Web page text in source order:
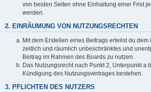
von beiden Seiten ohne Einhaltung einer Frist
werden.
2. EINRÄUMUNG VON NUTZUNGSRECHTEN
Mit dem Erstellen eines Beitrags erteilst du
zeitlich und räumlich unbeschränktes und
Beitrag im Rahmen des Boards zu nutzen.
Das Nutzungsrecht nach Punkt 2, Unterpunkt a
Kündigung des Nutzungsvertrages bestehen.
3. PFLICHTEN DES NUTZERS